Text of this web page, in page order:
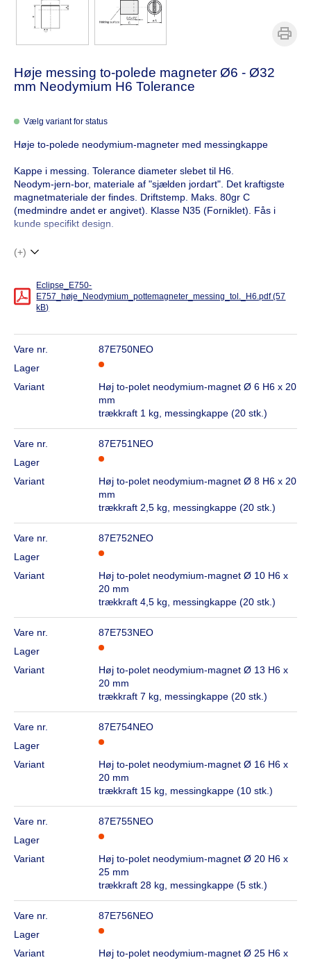
Høje messing to-polede magneter Ø6 - Ø32
mm Neodymium H6 Tolerance
Vælg variant for status
Høje to-polede neodymium-magneter med messingkappe
Kappe i messing. Tolerance diameter slebet til H6.
Neodym-jern-bor, materiale af "sjælden jordart". Det kraftigste
magnetmateriale der findes. Driftstemp. Maks. 80gr C
(medmindre andet er angivet). Klasse N35 (Forniklet). Fås i
kunde specifikt design.
(+)
Eclipse_E750-
E757_høje_Neodymium_pottemagneter_messing_tol._H6.pdf (57
kB)
Vare nr.
87E750NEO
Lager
Variant
Høj to-polet neodymium-magnet Ø 6 H6 x 20
mm
trækkraft 1 kg, messingkappe (20 stk.)
Vare nr.
87E751NEO
Lager
Variant
Høj to-polet neodymium-magnet Ø 8 H6 x 20
mm
trækkraft 2,5 kg, messingkappe (20 stk.)
Vare nr.
87E752NEO
Lager
Variant
Høj to-polet neodymium-magnet Ø 10 H6 x
20 mm
trækkraft 4,5 kg, messingkappe (20 stk.)
Vare nr.
87E753NEO
Lager
Variant
Høj to-polet neodymium-magnet Ø 13 H6 x
20 mm
trækkraft 7 kg, messingkappe (20 stk.)
Vare nr.
87E754NEO
Lager
Variant
Høj to-polet neodymium-magnet Ø 16 H6 x
20 mm
trækkraft 15 kg, messingkappe (10 stk.)
Vare nr.
87E755NEO
Lager
Variant
Høj to-polet neodymium-magnet Ø 20 H6 x
25 mm
trækkraft 28 kg, messingkappe (5 stk.)
Vare nr.
87E756NEO
Lager
Variant
Høj to-polet neodymium-magnet Ø 25 H6 x